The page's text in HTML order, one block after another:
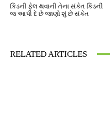
કિડની ફેલ થવાની તેના સંકેત કિડની
જ આપી દે છે જાણો શું છે સંકેત
RELATED ARTICLES